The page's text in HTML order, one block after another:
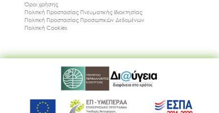
Όροι χρήσης
Πολιτική Προστασίας Πνευματικής Ιδιοκτησίας
Πολιτική Προστασίας Προσωπικών Δεδομένων
Πολιτική Cookies